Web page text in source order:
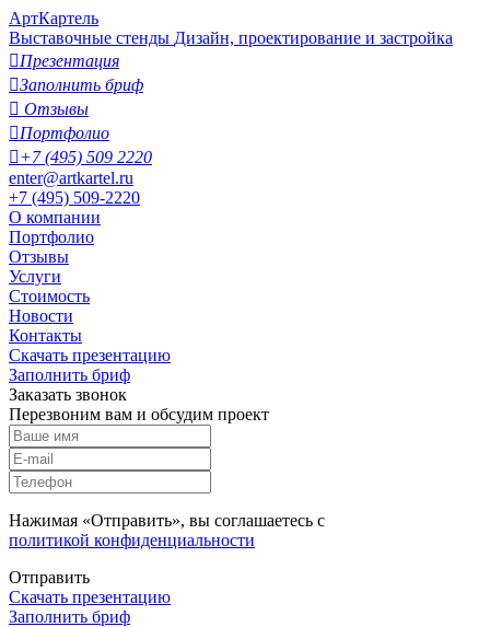
АртКартель
Выставочные стенды Дизайн, проектирование и застройка
Презентация
Заполнить бриф
 Отзывы
Портфолио
+7 (495) 509 2220
enter@artkartel.ru
+7 (495) 509-2220
О компании
Портфолио
Отзывы
Услуги
Стоимость
Новости
Контакты
Скачать презентацию
Заполнить бриф
Заказать звонок
Перезвоним вам и обсудим проект
Нажимая «Отправить», вы соглашаетесь с
политикой конфиденциальности
Отправить
Скачать презентацию
Заполнить бриф